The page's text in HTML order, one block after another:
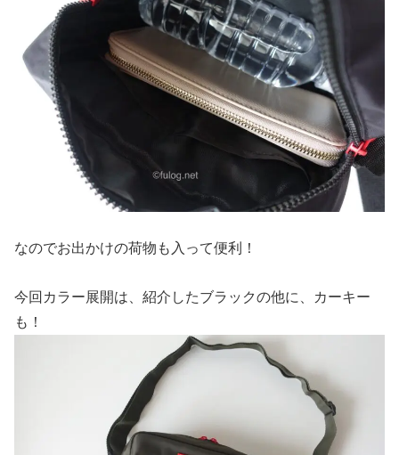
なのでお出かけの荷物も入って便利！
今回カラー展開は、紹介したブラックの他に、カーキー
も！